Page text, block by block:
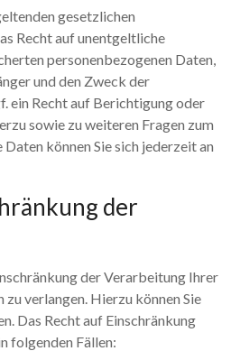
gesetzlichen
Recht auf unentgeltliche
personenbezogenen Daten,
und den Zweck der
ein Recht auf Berichtigung oder
sowie zu weiteren Fragen zum
können Sie sich jederzeit an
der
der Verarbeitung Ihrer
verlangen. Hierzu können Sie
Das Recht auf Einschränkung
folgenden Fällen: